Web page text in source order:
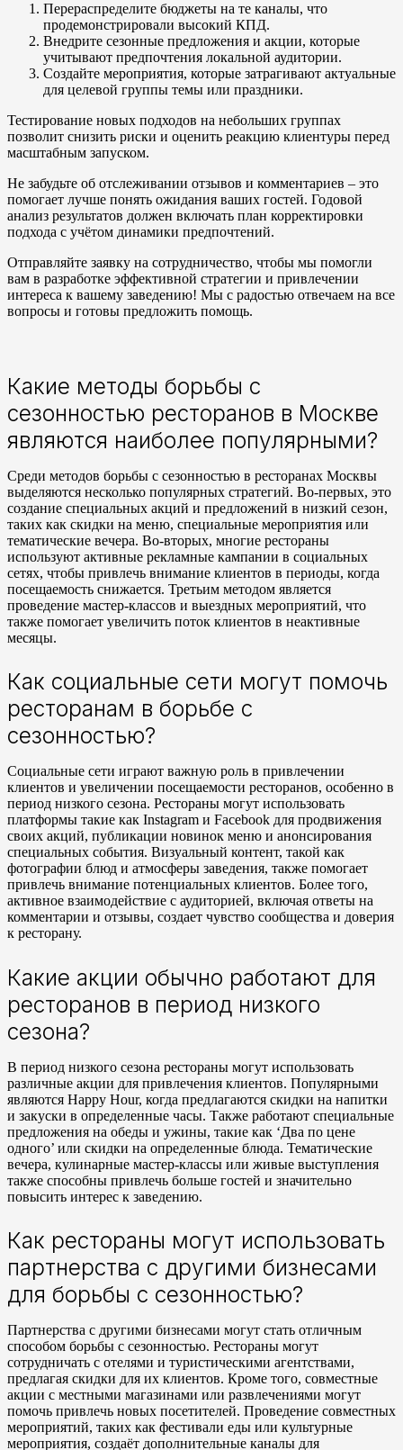
Перераспределите бюджеты на те каналы, что
продемонстрировали высокий КПД.
Внедрите сезонные предложения и акции, которые
учитывают предпочтения локальной аудитории.
Создайте мероприятия, которые затрагивают актуальные
для целевой группы темы или праздники.
Тестирование новых подходов на небольших группах
позволит снизить риски и оценить реакцию клиентуры перед
масштабным запуском.
Не забудьте об отслеживании отзывов и комментариев – это
помогает лучше понять ожидания ваших гостей. Годовой
анализ результатов должен включать план корректировки
подхода с учётом динамики предпочтений.
Отправляйте заявку на сотрудничество, чтобы мы помогли
вам в разработке эффективной стратегии и привлечении
интереса к вашему заведению! Мы с радостью отвечаем на все
вопросы и готовы предложить помощь.
Какие методы борьбы с
сезонностью ресторанов в Москве
являются наиболее популярными?
Среди методов борьбы с сезонностью в ресторанах Москвы
выделяются несколько популярных стратегий. Во-первых, это
создание специальных акций и предложений в низкий сезон,
таких как скидки на меню, специальные мероприятия или
тематические вечера. Во-вторых, многие рестораны
используют активные рекламные кампании в социальных
сетях, чтобы привлечь внимание клиентов в периоды, когда
посещаемость снижается. Третьим методом является
проведение мастер-классов и выездных мероприятий, что
также помогает увеличить поток клиентов в неактивные
месяцы.
Как социальные сети могут помочь
ресторанам в борьбе с
сезонностью?
Социальные сети играют важную роль в привлечении
клиентов и увеличении посещаемости ресторанов, особенно в
период низкого сезона. Рестораны могут использовать
платформы такие как Instagram и Facebook для продвижения
своих акций, публикации новинок меню и анонсирования
специальных события. Визуальный контент, такой как
фотографии блюд и атмосферы заведения, также помогает
привлечь внимание потенциальных клиентов. Более того,
активное взаимодействие с аудиторией, включая ответы на
комментарии и отзывы, создает чувство сообщества и доверия
к ресторану.
Какие акции обычно работают для
ресторанов в период низкого
сезона?
В период низкого сезона рестораны могут использовать
различные акции для привлечения клиентов. Популярными
являются Happy Hour, когда предлагаются скидки на напитки
и закуски в определенные часы. Также работают специальные
предложения на обеды и ужины, такие как ‘Два по цене
одного’ или скидки на определенные блюда. Тематические
вечера, кулинарные мастер-классы или живые выступления
также способны привлечь больше гостей и значительно
повысить интерес к заведению.
Как рестораны могут использовать
партнерства с другими бизнесами
для борьбы с сезонностью?
Партнерства с другими бизнесами могут стать отличным
способом борьбы с сезонностью. Рестораны могут
сотрудничать с отелями и туристическими агентствами,
предлагая скидки для их клиентов. Кроме того, совместные
акции с местными магазинами или развлечениями могут
помочь привлечь новых посетителей. Проведение совместных
мероприятий, таких как фестивали еды или культурные
мероприятия, создаёт дополнительные каналы для